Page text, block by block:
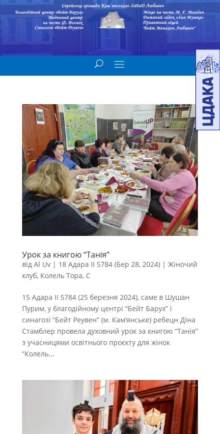
Урок за книгою “Танія”
від Al Uv| 18 Адара II 5784 (Бер 28, 2024)| Жіночий
клуб, Колель Тора, С
15 Адара II 5784 (25 березня 2024), саме в Шушан
Пурим, у благодійному центрі “Бейт Барух” і
синагозі “Бейт Реувен” (м. Кам’янське) ребецн Діна
Стамблер провела духовний урок за книгою “Танія”
з учасницями освітнього проєкту для жінок
“Колель...